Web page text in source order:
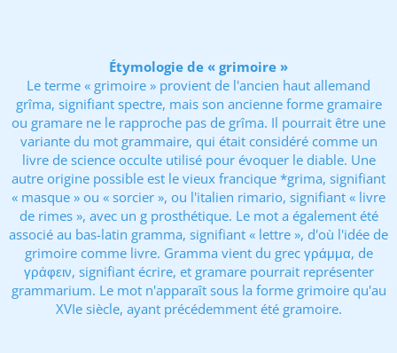
Étymologie de « grimoire »
Le terme « grimoire » provient de l'ancien haut allemand
grîma, signifiant spectre, mais son ancienne forme gramaire
ou gramare ne le rapproche pas de grîma. Il pourrait être une
variante du mot grammaire, qui était considéré comme un
livre de science occulte utilisé pour évoquer le diable. Une
autre origine possible est le vieux francique *grima, signifiant
« masque » ou « sorcier », ou l'italien rimario, signifiant « livre
de rimes », avec un g prosthétique. Le mot a également été
associé au bas-latin gramma, signifiant « lettre », d'où l'idée de
grimoire comme livre. Gramma vient du grec γράμμα, de
γράφειν, signifiant écrire, et gramare pourrait représenter
grammarium. Le mot n'apparaît sous la forme grimoire qu'au
XVIe siècle, ayant précédemment été gramoire.